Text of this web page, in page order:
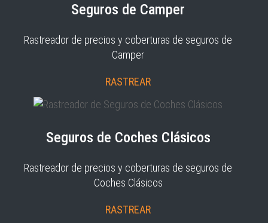
Seguros de Camper
Rastreador de precios y coberturas de seguros de
Camper
RASTREAR
Seguros de Coches Clásicos
Rastreador de precios y coberturas de seguros de
Coches Clásicos
RASTREAR